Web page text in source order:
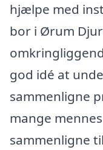
hjælpe med
bor i Ørum
god idé at
sammenligne
mange
sammenligne